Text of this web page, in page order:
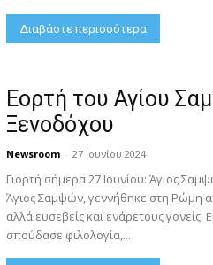
Διαβάστε περισσότερα
Εορτή του Αγίου
Ξενοδόχου
Newsroom - 27 Ιουνίου 2024
Γιορτή σήμερα 27 Ιουνίου: Άγιος
Άγιος Σαμψών, γεννήθηκε στη Ρώμη
αλλά ευσεβείς και ενάρετους γονείς.
σπούδασε φιλολογία,...